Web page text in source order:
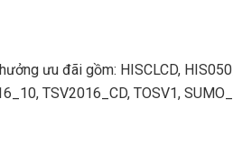
ưu đãi gồm: HISCLCD,
TSV2016_CD, TOSV1,